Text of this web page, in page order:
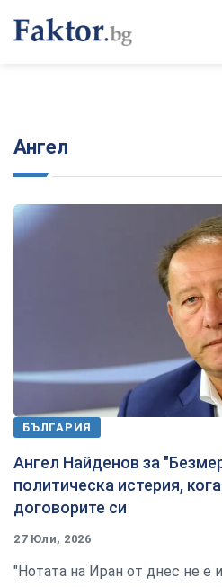
Ангел
БЪЛГАРИЯ
Ангел Найденов за
политическа истерия,
договорите си
27 Юли, 2026
"Нотата на Иран от днес не е